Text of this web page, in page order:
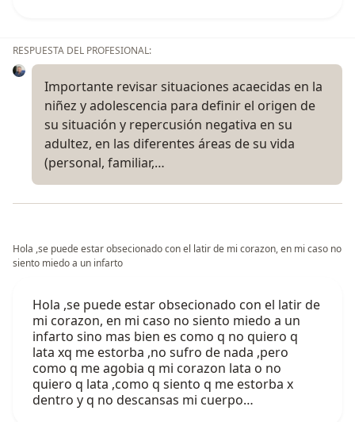
RESPUESTA DEL PROFESIONAL:
Importante revisar situaciones acaecidas en la
niñez y adolescencia para definir el origen de
su situación y repercusión negativa en su
adultez, en las diferentes áreas de su vida
(personal, familiar,…
Hola ,se puede estar obsecionado con el latir de mi corazon, en mi caso no
siento miedo a un infarto
Hola ,se puede estar obsecionado con el latir de
mi corazon, en mi caso no siento miedo a un
infarto sino mas bien es como q no quiero q
lata xq me estorba ,no sufro de nada ,pero
como q me agobia q mi corazon lata o no
quiero q lata ,como q siento q me estorba x
dentro y q no descansas mi cuerpo…